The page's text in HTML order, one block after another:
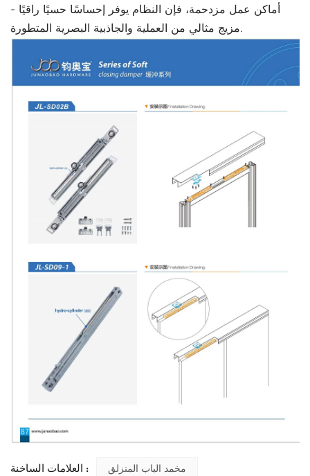
أماكن عمل مزدحمة، فإن النظام يوفر إحساسًا حسيًا راقيًا -
مزيج مثالي من العملية والجاذبية البصرية المتطورة.
العلامات الساخنة :
مخمد الباب المنزلق